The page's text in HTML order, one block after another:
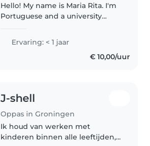
Hello! My name is Maria Rita. I'm
Portuguese and a university
very responsible and attentive,
and I have a younger brother. I'm
happy to help with household..
Ervaring: < 1 jaar
€ 10,00/uur
J-shell
Oppas in Groningen
Ik houd van werken met
kinderen binnen alle leeftijden,